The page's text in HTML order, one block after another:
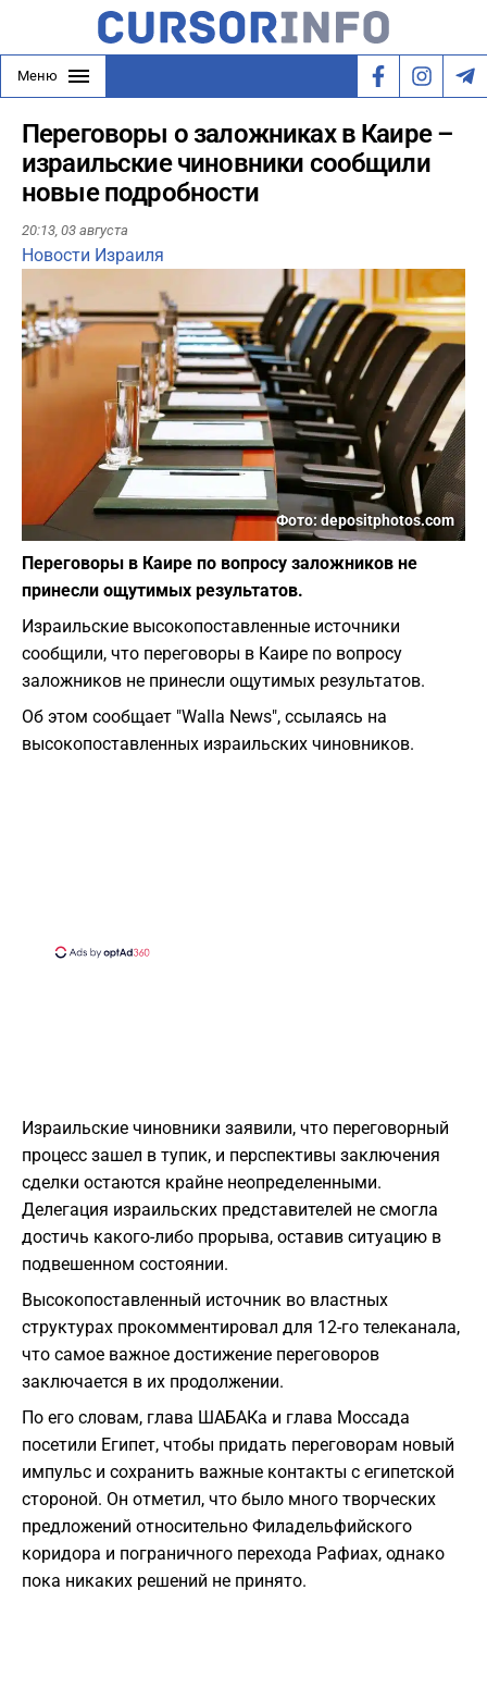
Меню
Переговоры о заложниках в Каире –
израильские чиновники сообщили
новые подробности
20:13, 03 августа
Новости Израиля
Фото: depositphotos.com
Переговоры в Каире по вопросу заложников не
принесли ощутимых результатов.
Израильские высокопоставленные источники
сообщили, что переговоры в Каире по вопросу
заложников не принесли ощутимых результатов.
Об этом сообщает "Wallа News", ссылаясь на
высокопоставленных израильских чиновников.
Израильские чиновники заявили, что переговорный
процесс зашел в тупик, и перспективы заключения
сделки остаются крайне неопределенными.
Делегация израильских представителей не смогла
достичь какого-либо прорыва, оставив ситуацию в
подвешенном состоянии.
Высокопоставленный источник во властных
структурах прокомментировал для 12-го телеканала,
что самое важное достижение переговоров
заключается в их продолжении.
По его словам, глава ШАБАКа и глава Моссада
посетили Египет, чтобы придать переговорам новый
импульс и сохранить важные контакты с египетской
стороной. Он отметил, что было много творческих
предложений относительно Филадельфийского
коридора и пограничного перехода Рафиах, однако
пока никаких решений не принято.